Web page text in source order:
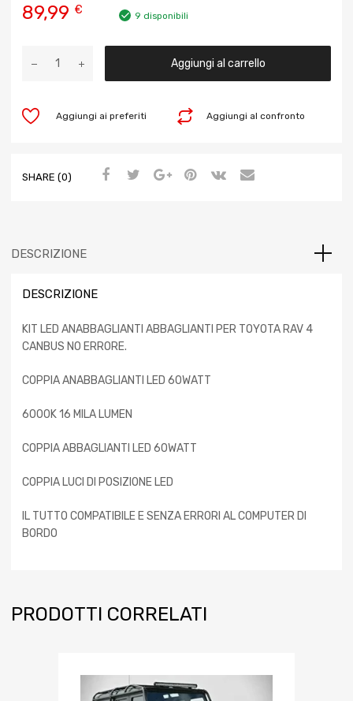
89,99 € 9 disponibili
Aggiungi al carrello
Aggiungi al confronto
Aggiungi ai preferiti
SHARE (0)
DESCRIZIONE
DESCRIZIONE
KIT LED ANABBAGLIANTI ABBAGLIANTI PER TOYOTA RAV 4
CANBUS NO ERRORE.
COPPIA ANABBAGLIANTI LED 60WATT
6000K 16 MILA LUMEN
COPPIA ABBAGLIANTI LED 60WATT
COPPIA LUCI DI POSIZIONE LED
IL TUTTO COMPATIBILE E SENZA ERRORI AL COMPUTER DI
BORDO
PRODOTTI CORRELATI